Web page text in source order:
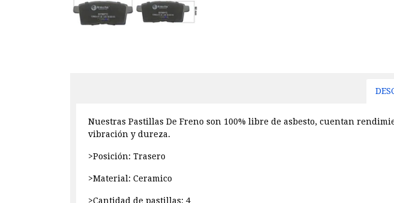
Nuestras Pastillas De Freno son 100% libre de asbesto, cuentan
vibración y dureza.
>Posición: Trasero
>Material: Ceramico
>Cantidad de pastillas: 4